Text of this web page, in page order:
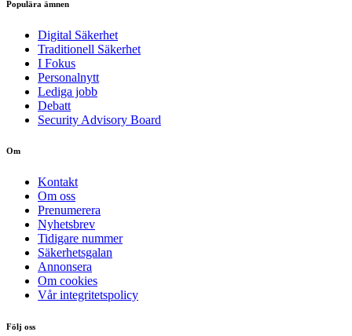
Populära ämnen
Digital Säkerhet
Traditionell Säkerhet
I Fokus
Personalnytt
Lediga jobb
Debatt
Security Advisory Board
Om
Kontakt
Om oss
Prenumerera
Nyhetsbrev
Tidigare nummer
Säkerhetsgalan
Annonsera
Om cookies
Vår integritetspolicy
Följ oss